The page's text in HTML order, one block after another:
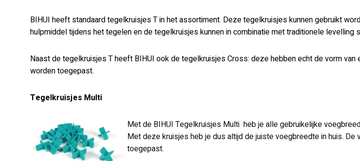
BIHUI heeft standaard tegelkruisjes T in het assortiment. Deze tegelkruisjes kunnen gebruikt
hulpmiddel tijdens het tegelen en de tegelkruisjes kunnen in combinatie met traditionele levelling
Naast de tegelkruisjes T heeft BIHUI ook de tegelkruisjes Cross: deze hebben echt de vorm
worden toegepast.
Tegelkruisjes Multi
Met de BIHUI Tegelkruisjes Multi heb je alle gebruikelijke
Met deze kruisjes heb je dus altijd de juiste voegbreedte in huis.
toegepast.